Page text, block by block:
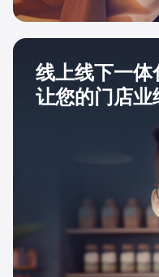
线上线下一体
让您的门店业